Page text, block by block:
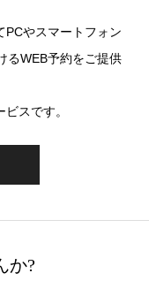
PCやスマートフォン
るWEB予約をご提供
スです。
か?